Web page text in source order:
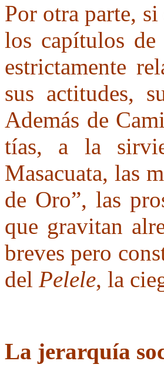
Por otra parte,
los capítulos
estrictamente
sus actitudes,
Además de
tías, a la
Masacuata, las
de Oro”, las
que gravitan
breves pero
del Pelele, la
La jerarquía